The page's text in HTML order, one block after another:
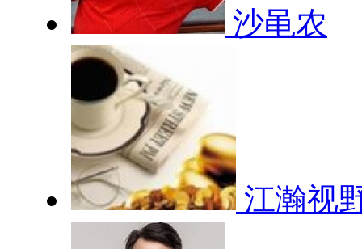
沙黾农
江瀚视